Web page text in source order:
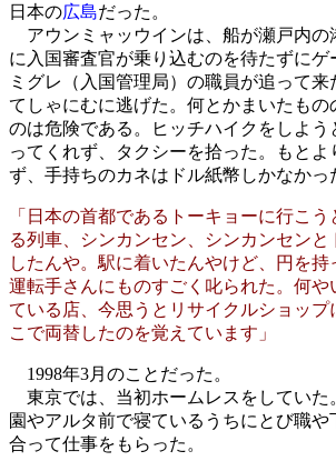
日本の広島だった。
アウンミャッウインは、船が瀬戸内の
に入国審査官が乗り込むのを待たずにゲ
ミグレ（入国管理局）の職員が追って来
てしゃにむに逃げた。何とかまいたもの
のは危険である。ヒッチハイクをしよう
ってくれず、タクシーを拾った。もとよ
ず、手持ちのカネはドル紙幣しかなかっ
「日本の首都であるトーキョーに行こ
る列車、シンカンセン、シンカンセンと
したんや。駅に着いたんやけど、円を
運転手さんにものすごく叱られた。何や
ている店、今思うとリサイクルショップ
こで両替したのを覚えています」
1998年3月のことだった。
東京では、当初ホームレスをしていた
園やアルタ前で寝ているうちにとび職や
合って仕事をもらった。